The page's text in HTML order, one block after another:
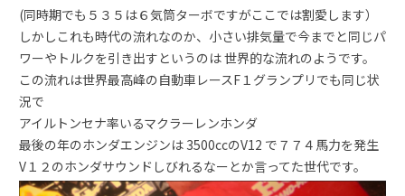
(同時期でも５３５は６気筒ターボですがここでは割愛します）
しかしこれも時代の流れなのか、小さい排気量で今までと同じパ
ワーやトルクを引き出すというのは 世界的な流れのようです。
この流れは世界最高峰の自動車レースF１グランプリでも同じ状
況で
アイルトンセナ率いるマクラーレンホンダ
最後の年のホンダエンジンは 3500ccのV12 で７７４馬力を発生
V１２のホンダサウンドしびれるなーとか言ってた世代です。